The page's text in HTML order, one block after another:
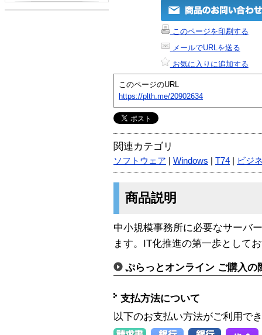
このページを印刷する
メールでURLを送る
お気に入りに追加する
このページのURL
https://plth.me/20902634
関連カテゴリ
ソフトウェア Windows T74 ビジ
商品説明
中小規模事務所に必要なサーバ
ます。IT化推進の第一歩として
ぷらっとオンライン ご購入の
支払方法について
以下のお支払い方法がご利用で